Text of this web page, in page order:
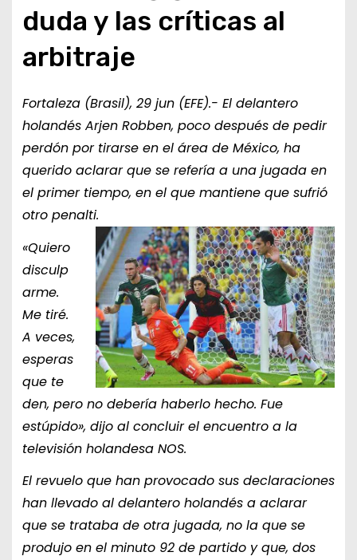
duda y las críticas al
arbitraje
Fortaleza (Brasil), 29 jun (EFE).- El delantero
holandés Arjen Robben, poco después de pedir
perdón por tirarse en el área de México, ha
querido aclarar que se refería a una jugada en
el primer tiempo, en el que mantiene que sufrió
otro penalti.
«Quiero
disculp
arme.
Me tiré.
A veces,
esperas
que te
den, pero no debería haberlo hecho. Fue
estúpido», dijo al concluir el encuentro a la
televisión holandesa NOS.
El revuelo que han provocado sus declaraciones
han llevado al delantero holandés a aclarar
que se trataba de otra jugada, no la que se
produjo en el minuto 92 de partido y que, dos